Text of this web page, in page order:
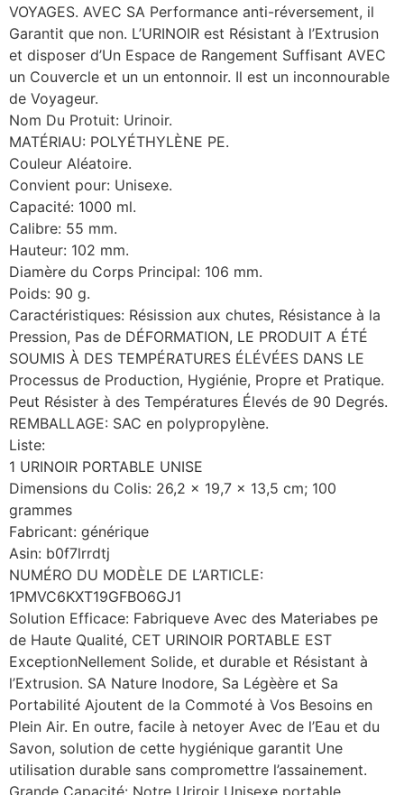
VOYAGES. AVEC SA Performance anti-réversement, il
Garantit que non. L’URINOIR est Résistant à l’Extrusion
et disposer d’Un Espace de Rangement Suffisant AVEC
un Couvercle et un un entonnoir. Il est un inconnourable
de Voyageur.
Nom Du Protuit: Urinoir.
MATÉRIAU: POLYÉTHYLÈNE PE.
Couleur Aléatoire.
Convient pour: Unisexe.
Capacité: 1000 ml.
Calibre: 55 mm.
Hauteur: 102 mm.
Diamère du Corps Principal: 106 mm.
Poids: 90 g.
Caractéristiques: Résission aux chutes, Résistance à la
Pression, Pas de DÉFORMATION, LE PRODUIT A ÉTÉ
SOUMIS À DES TEMPÉRATURES ÉLÉVÉES DANS LE
Processus de Production, Hygiénie, Propre et Pratique.
Peut Résister à des Températures Élevés de 90 Degrés.
REMBALLAGE: SAC en polypropylène.
Liste:
1 URINOIR PORTABLE UNISE
Dimensions du Colis: 26,2 x 19,7 x 13,5 cm; 100
grammes
Fabricant: générique
Asin: b0f7lrrdtj
NUMÉRO DU MODÈLE DE L’ARTICLE:
1PMVC6KXT19GFBO6GJ1
Solution Efficace: Fabriqueve Avec des Materiabes pe
de Haute Qualité, CET URINOIR PORTABLE EST
ExceptionNellement Solide, et durable et Résistant à
l’Extrusion. SA Nature Inodore, Sa Légèère et Sa
Portabilité Ajoutent de la Commoté ​​à Vos Besoins en
Plein Air. En outre, facile à netoyer Avec de l’Eau et du
Savon, solution de cette hygiénique garantit Une
utilisation durable sans compromettre l’assainement.
Grande Capacité: Notre Uriroir Unisexe portable